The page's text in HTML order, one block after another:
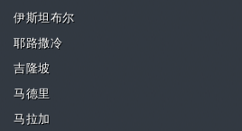
伊斯坦布尔
耶路撒冷
吉隆坡
马德里
马拉加